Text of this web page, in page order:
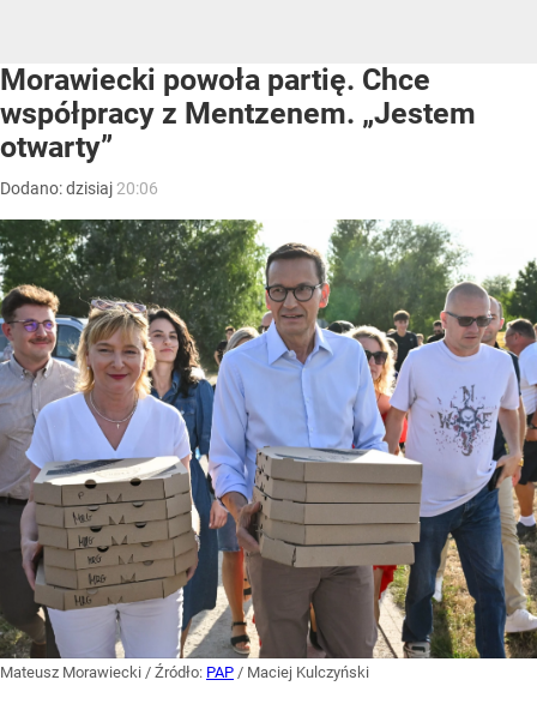
Morawiecki powoła partię. Chce
współpracy z Mentzenem. „Jestem
otwarty”
Dodano:dzisiaj 20:06
Mateusz Morawiecki / Źródło: PAP / Maciej Kulczyński